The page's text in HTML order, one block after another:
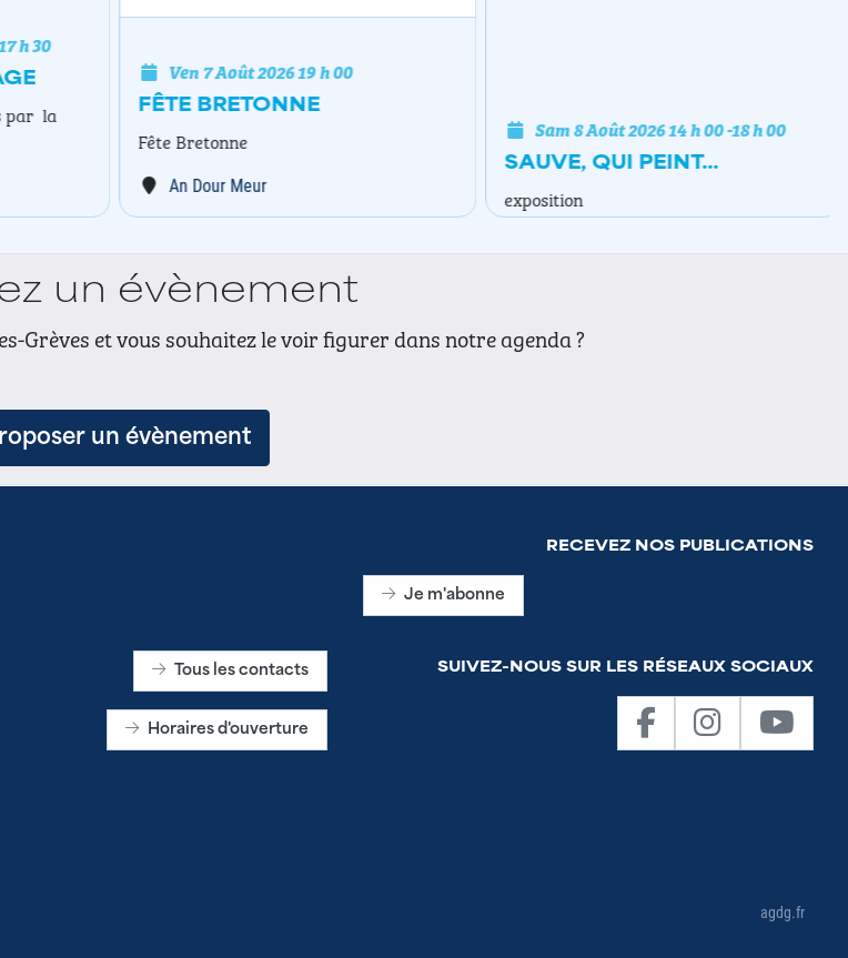
h 30
la
FÊTE BRETONNE
Ven 7 Août 202619 h 00
An Dour Meur
Fête Bretonne
SAUVE, QUI PEINT...
Sam 8 Août 202614 h 00-18 h 00
exposition
un évènement
Grèves et vous souhaitez le voir figurer dans notre agenda ?
un évènement
Tous les contacts
Horaires d'ouverture
RECEVEZ NOS PUBLICATIONS
Je m'abonne
SUIVEZ-NOUS SUR LES RÉSEAUX SOCIAUX
agdg.fr